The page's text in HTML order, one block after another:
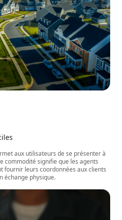
aux utilisateurs de se présenter à
commodité signifie que les agents
fournir leurs coordonnées aux clients
échange physique.